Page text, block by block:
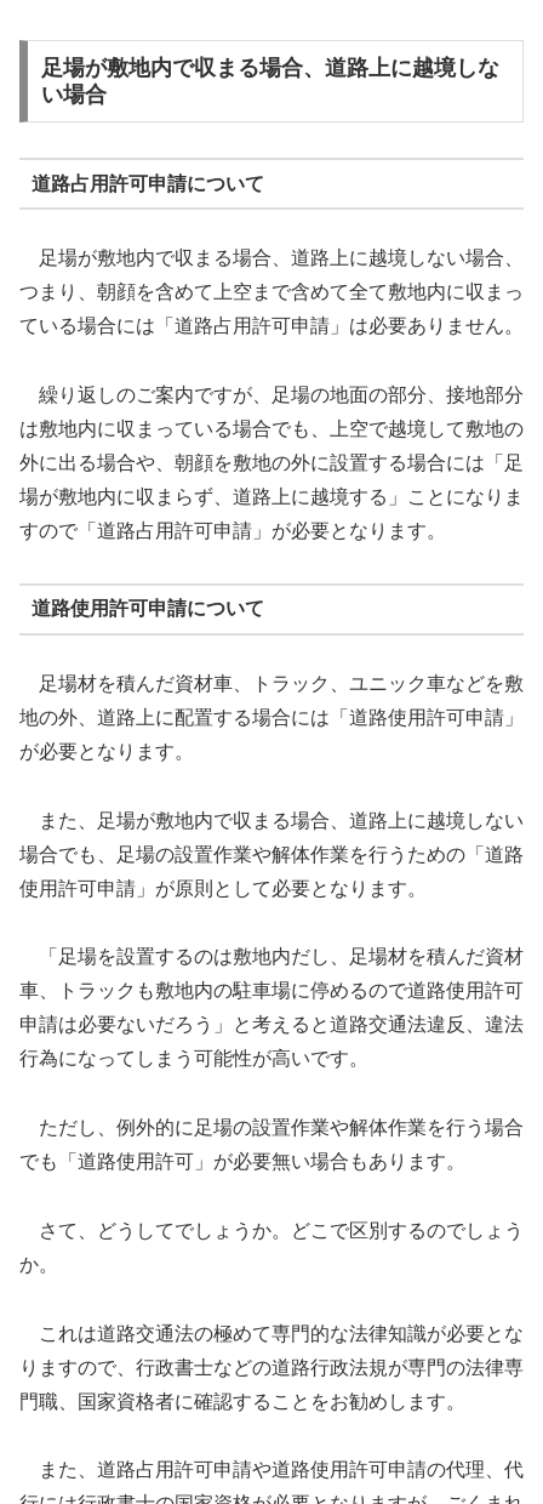
足場が敷地内で収まる場合、道路上に越境しな
い場合
道路占用許可申請について
足場が敷地内で収まる場合、道路上に越境しない場合、
つまり、朝顔を含めて上空まで含めて全て敷地内に収まっ
ている場合には「道路占用許可申請」は必要ありません。
繰り返しのご案内ですが、足場の地面の部分、接地部分
は敷地内に収まっている場合でも、上空で越境して敷地の
外に出る場合や、朝顔を敷地の外に設置する場合には「足
場が敷地内に収まらず、道路上に越境する」ことになりま
すので「道路占用許可申請」が必要となります。
道路使用許可申請について
足場材を積んだ資材車、トラック、ユニック車などを敷
地の外、道路上に配置する場合には「道路使用許可申請」
が必要となります。
また、足場が敷地内で収まる場合、道路上に越境しない
場合でも、足場の設置作業や解体作業を行うための「道路
使用許可申請」が原則として必要となります。
「足場を設置するのは敷地内だし、足場材を積んだ資材
車、トラックも敷地内の駐車場に停めるので道路使用許可
申請は必要ないだろう」と考えると道路交通法違反、違法
行為になってしまう可能性が高いです。
ただし、例外的に足場の設置作業や解体作業を行う場合
でも「道路使用許可」が必要無い場合もあります。
さて、どうしてでしょうか。どこで区別するのでしょう
か。
これは道路交通法の極めて専門的な法律知識が必要とな
りますので、行政書士などの道路行政法規が専門の法律専
門職、国家資格者に確認することをお勧めします。
また、道路占用許可申請や道路使用許可申請の代理、代